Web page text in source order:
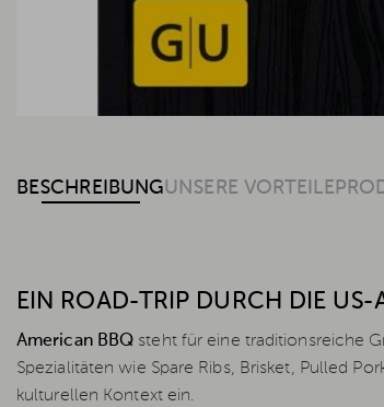
BESCHREIBUNGUNSERE VORTEILE
EIN ROAD-TRIP DURCH DIE US-
American BBQ steht für eine traditionsreiche
Spezialitäten wie Spare Ribs, Brisket, Pulled
kulturellen Kontext ein.